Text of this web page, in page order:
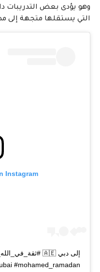
وهو يؤدى بعض التدريبات
التي يستقلها متجهة إلى
Instagram
#mohamed_ramadan